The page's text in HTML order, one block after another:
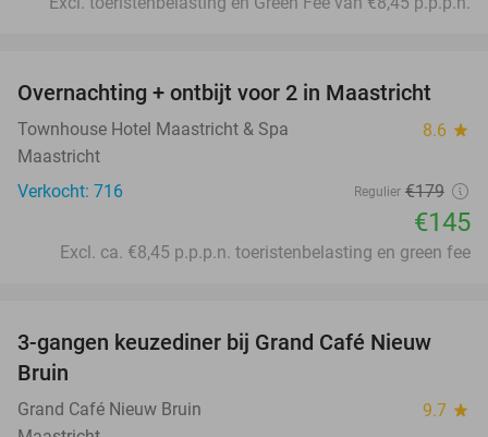
19%
Overnachting + ontbijt voor 2 in Maastricht
Townhouse Hotel Maastricht & Spa 8.6 star
Maastricht
Verkocht: 716
Regulier €179
€145
Excl. ca. €8,45 p.p.p.n. toeristenbelasting en green fee
41%
3-gangen keuzediner bij Grand Café Nieuw
Bruin
Grand Café Nieuw Bruin 9.7 star